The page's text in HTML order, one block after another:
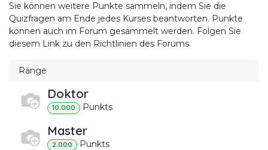
Sie können weitere Punkte sammeln, indem Sie die
Quizfragen am Ende jedes Kurses beantworten. Punkte
können auch im Forum gesammelt werden. Folgen Sie
diesem Link zu den Richtlinien des Forums.
Ränge
Doktor
10.000 Punkts
Master
2.000 Punkts